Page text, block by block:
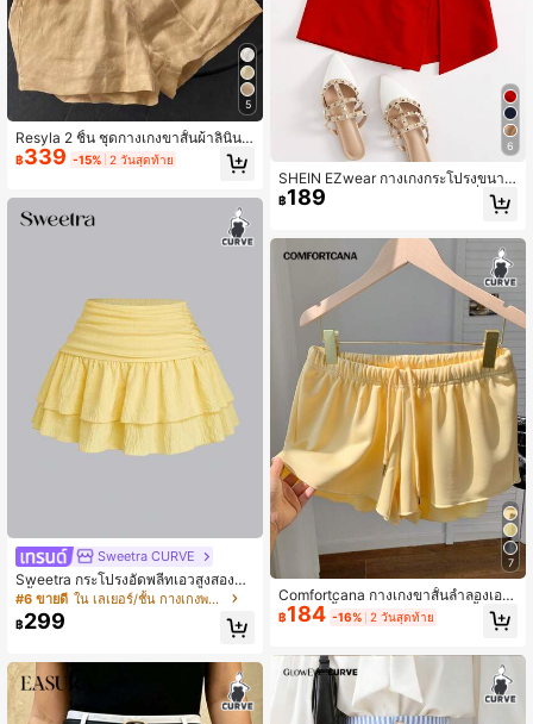
5
Resyla 2 ชิ้น ชุดกางเกงขาสั้นผ้าลินินเ
อวยางยืดมีเชือกรูดทรงตรงขาบานทรง
หลวมสำหรับผู้หญิง, สีขาว, ไซส์ใหญ่พิเ
฿339 -15% 2 วันสุดท้าย
Sweetra CURVE
Sweetra กระโปรงอัดพลีทเอวสูงสองชั้น
สีพื้นอเนกประสงค์ไซส์ใหญ่พิเศษ
#6 ขายดี ใน เลเยอร์/ชั้น กางเกงพลัสไซส์
฿299
6
SHEIN EZwear กางเกงกระโปรงขนาด
ใหญ่ กางเกงกระโปรง สีเรียบ ผ่าที่ปลาย
ระบายขา
฿189
7
Comfortcana กางเกงขาสั้นลำลองเอว
ยางยืดสีพื้นไซส์ใหญ่, กางเกงขาสั้นนุ่ม
สำหรับฤดูใบไม้ผลิ/ฤดูร้อน, สีเหลือง
฿184 -16% 2 วันสุดท้าย